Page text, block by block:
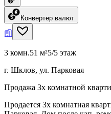
Конвертер валют
3 комн.51 м²5/5 этаж
г. Шклов, ул. Парковая
Продажа 3х комнатной
Продается 3х комнатная